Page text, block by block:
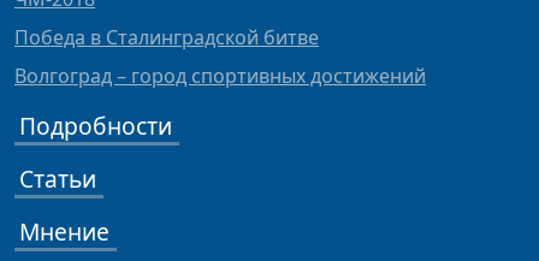
Победа в Сталинградской битве
Волгоград – город спортивных достижений
Подробности
Статьи
Мнение